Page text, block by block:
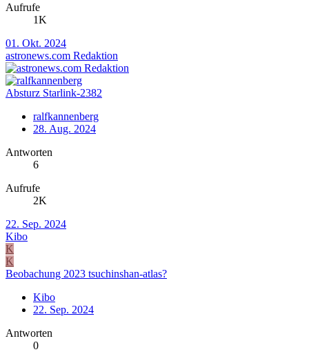
Aufrufe
1K
01. Okt. 2024
astronews.com Redaktion
Absturz Starlink-2382
ralfkannenberg
28. Aug. 2024
Antworten
6
Aufrufe
2K
22. Sep. 2024
Kibo
K
K
Beobachung 2023 tsuchinshan-atlas?
Kibo
22. Sep. 2024
Antworten
0